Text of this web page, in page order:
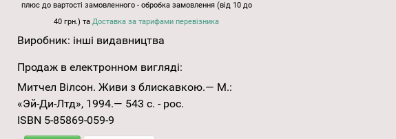
плюс до вартості замовленного - обробка замовлення (від 10 до
40 грн.) таДоставка за тарифами перевізника
Виробник: інші видавництва
Продаж в електронном вигляді:
Митчел Вілсон. Живи з блискавкою.— М.:
«Эй-Ди-Лтд», 1994.— 543 с. - рос.
ISBN 5-85869-059-9